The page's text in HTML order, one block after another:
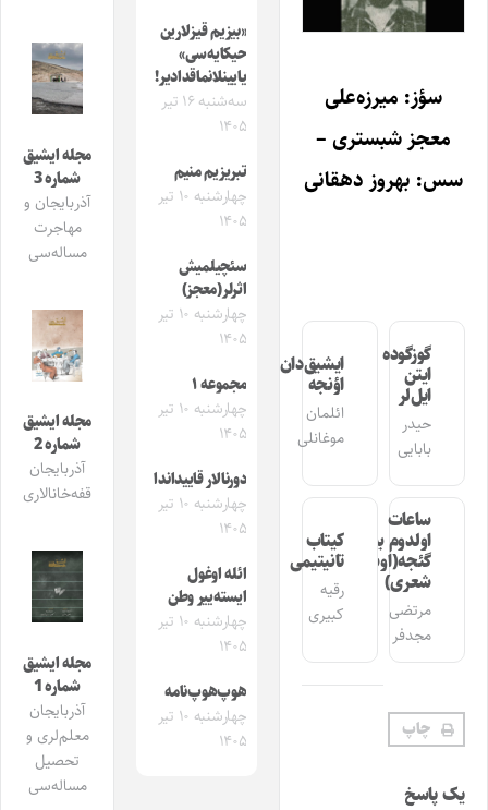
سؤز: میرزه‌علی
معجز شبستری –
سس: بهروز دهقانی
گوزگوده
ایتن
ایل‌لر
حیدر
بابایی
ایشیق‌دان
اؤنجه
ائلمان
موغانلی
ساعات
اولدوم بیر
گئجه(اوشاق
شعری)
مرتضی
مجدفر
کیتاب
تانیتیمی
رقیه
کبیری
چاپ
یک پاسخ
«بیزیم قیزلارین
حیکایه‌سی»
یایینلانماقدادیر!
سه‌شنبه ۱۶ تیر
۱۴۰۵
تبریزیم منیم
چهارشنبه ۱۰ تیر
۱۴۰۵
سئچیلمیش
اثرلر(معجز)
چهارشنبه ۱۰ تیر
۱۴۰۵
مجموعه ۱
چهارشنبه ۱۰ تیر
۱۴۰۵
دورنالار قاییداندا
چهارشنبه ۱۰ تیر
۱۴۰۵
ائله اوغول
ایسته‌ییر وطن
چهارشنبه ۱۰ تیر
۱۴۰۵
هوپ‌هوپ‌نامه
چهارشنبه ۱۰ تیر
۱۴۰۵
مجله ایشیق
شماره 3
آذربایجان و
مهاجرت
مساله‌سی
مجله ایشیق
شماره 2
آذربایجان
قفه‌خانالاری
مجله ایشیق
شماره 1
آذربایجان
معلم‌لری و
تحصیل
مساله‌سی